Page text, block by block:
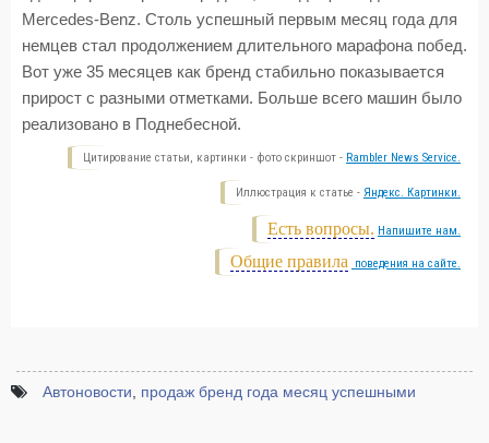
Mercedes-Benz. Столь успешный первым месяц года для
немцев стал продолжением длительного марафона побед.
Вот уже 35 месяцев как бренд стабильно показывается
прирост с разными отметками. Больше всего машин было
реализовано в Поднебесной.
Цитирование статьи, картинки - фото скриншот - Rambler News Service.
Иллюстрация к статье - Яндекс. Картинки.
Есть вопросы. Напишите нам.
Общие правила поведения на сайте.
Автоновости продаж бренд года месяц успешными